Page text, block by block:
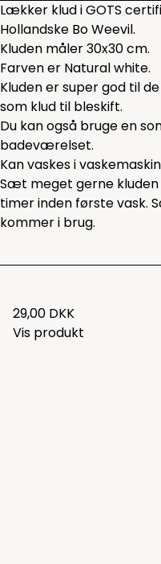
Lækker klud i GOTS
Hollandske Bo Weevil.
Kluden måler 30x30 cm.
Farven er Natural white.
Kluden er super god til
som klud til bleskift.
Du kan også bruge en
badeværelset.
Kan vaskes i
Sæt meget gerne kluden
timer inden første vask.
kommer i brug.
29,00 DKK
Vis produkt